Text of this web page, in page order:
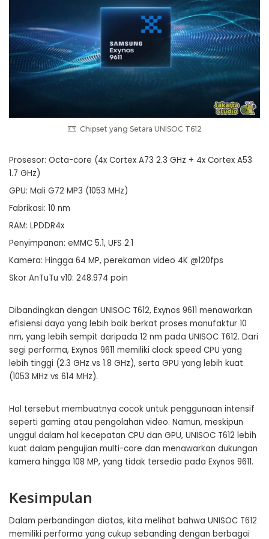
Chipset yang Setara UNISOC T612
Prosesor: Octa-core (4x Cortex A73 2.3 GHz + 4x Cortex A53
1.7 GHz)
GPU: Mali G72 MP3 (1053 MHz)
Fabrikasi: 10 nm
RAM: LPDDR4x
Penyimpanan: eMMC 5.1, UFS 2.1
Kamera: Hingga 64 MP, perekaman video 4K @120fps
Skor AnTuTu v10: 248.974 poin
Dibandingkan dengan UNISOC T612, Exynos 9611 menawarkan
efisiensi daya yang lebih baik berkat proses manufaktur 10
nm, yang lebih sempit daripada 12 nm pada UNISOC T612. Dari
segi performa, Exynos 9611 memiliki clock speed CPU yang
lebih tinggi (2.3 GHz vs 1.8 GHz), serta GPU yang lebih kuat
(1053 MHz vs 614 MHz).
Hal tersebut membuatnya cocok untuk penggunaan intensif
seperti gaming atau pengolahan video. Namun, meskipun
unggul dalam hal kecepatan CPU dan GPU, UNISOC T612 lebih
kuat dalam pengujian multi-core dan menawarkan dukungan
kamera hingga 108 MP, yang tidak tersedia pada Exynos 9611.
Kesimpulan
Dalam perbandingan diatas, kita melihat bahwa UNISOC T612
memiliki performa yang cukup sebanding dengan berbagai